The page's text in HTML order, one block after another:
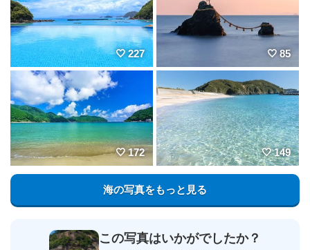
227 85
172 149
海の写真をもっと見る
この写真はいかがでしたか？